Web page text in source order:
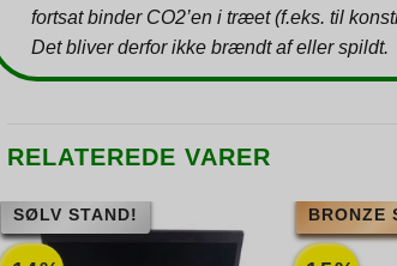
fortsat binder CO2’en i træet (f.eks. til
Det bliver derfor ikke brændt af eller spildt.
RELATEREDE VARER
SØLV STAND! BRONZE